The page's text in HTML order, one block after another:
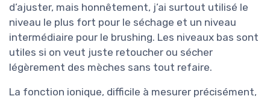
d’ajuster, mais honnêtement, j’ai surtout utilisé le
niveau le plus fort pour le séchage et un niveau
intermédiaire pour le brushing. Les niveaux bas sont
utiles si on veut juste retoucher ou sécher
légèrement des mèches sans tout refaire.
La fonction ionique, difficile à mesurer précisément,